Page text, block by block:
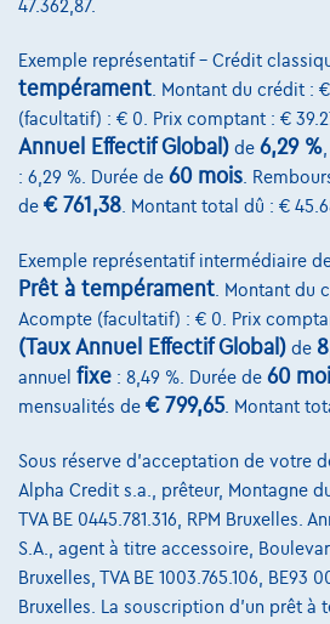
47.362,87.
Exemple représentatif – Crédit
tempérament . Montant du crédit :
(facultatif) : € 0. Prix comptant : €
Annuel Effectif Global) de 6,29 %
: 6,29 %. Durée de 60 mois .
de € 761,38 . Montant total dû : €
Exemple représentatif intermédiaire
Prêt à tempérament . Montant du
Acompte (facultatif) : € 0. Prix
(Taux Annuel Effectif Global) de
annuel fixe : 8,49 %. Durée de 60
mensualités de € 799,65. Montant
Sous réserve d'acceptation de votre
Alpha Credit s.a., prêteur, Montagne
TVA BE 0445.781.316, RPM Bruxelles.
S.A., agent à titre accessoire,
Bruxelles, TVA BE 1003.765.106, BE93
Bruxelles. La souscription d'un prêt à
Assurance auto
Leasing
Sur Nous
Devenez client
Qui nous sommes
Charte de qualité
Nos dealers
Notre équipe